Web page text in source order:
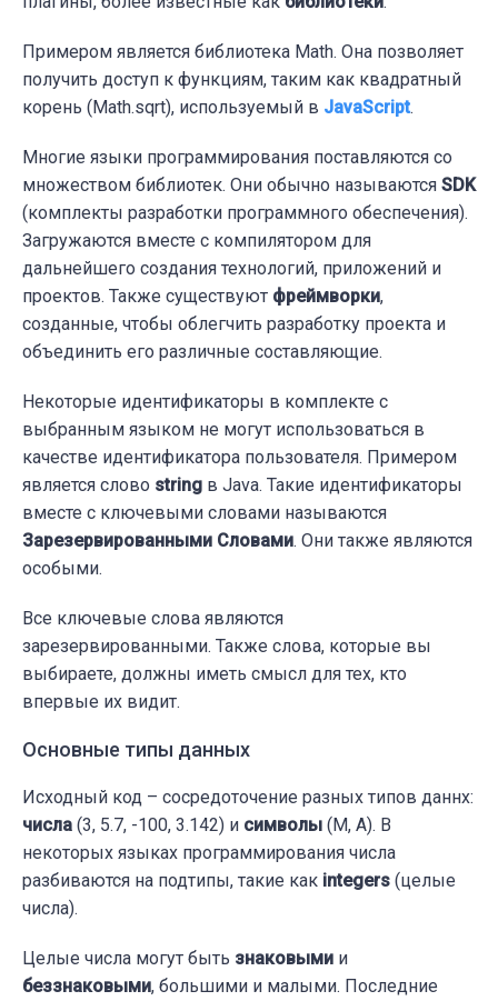
Примером является библиотека Math. Она позволяет
получить доступ к функциям, таким как квадратный
корень (Math.sqrt), используемый в JavaScript.
Многие языки программирования поставляются со
множеством библиотек. Они обычно называются SDK
(комплекты разработки программного обеспечения).
Загружаются вместе с компилятором для
дальнейшего создания технологий, приложений и
проектов. Также существуют фреймворки,
созданные, чтобы облегчить разработку проекта и
объединить его различные составляющие.
Некоторые идентификаторы в комплекте с
выбранным языком не могут использоваться в
качестве идентификатора пользователя. Примером
является слово string в Java. Такие идентификаторы
вместе с ключевыми словами называются
Зарезервированными Словами. Они также являются
особыми.
Все ключевые слова являются
зарезервированными. Также слова, которые вы
выбираете, должны иметь смысл для тех, кто
впервые их видит.
Основные типы данных
Исходный код – сосредоточение разных типов даннх:
числа (3, 5.7, -100, 3.142) и символы (M, A). В
некоторых языках программирования числа
разбиваются на подтипы, такие как integers (целые
числа).
Целые числа могут быть знаковыми и
беззнаковыми, большими и малыми. Последние